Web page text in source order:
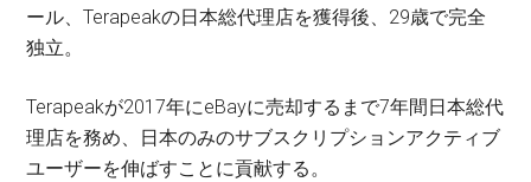
ール、Terapeakの日本総代理店を獲得後、29歳で完全
独立。
Terapeakが2017年にeBayに売却するまで7年間日本総代
理店を務め、日本のみのサブスクリプションアクティブ
ユーザーを伸ばすことに貢献する。